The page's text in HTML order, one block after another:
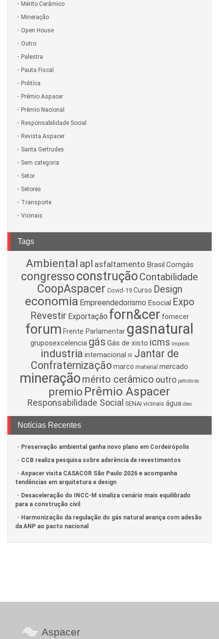
Mérito Cerâmico
Mineração
Open House
Outro
Palestra
Pauta Fiscal
Politíca
Prêmio Aspacer
Prêmio Nacional
Responsabilidade Social
Revista Aspacer
Santa Gertrudes
Sem categoria
Setor
Setores
Transporte
Vicinais
Tags
Ambiental apl asfaltamento Brasil Comgás
congressoconstruçãoContabilidade
CoopAspacer Covid-19 Curso Design
economia Empreendedorismo Esocial Expo
Revestir Exportação forn&cer fornecer
forum Frente Parlamentar gasnatural
gruposexcelencia gás Gás de xisto icms Imposto
industria internacional IR Jantar de
Confraternização marco material mercado
mineração mérito cerâmico outro petrobrás
premio Prêmio Aspacer
Responsabilidade Social SENAI vicinais água óleo
Notícias Recentes
Preservação ambiental ganha novo plano em Cordeirópolis
CCB realiza pesquisa sobre aderência de revestimentos
Aspacer visita CASACOR São Paulo 2026 e acompanha
tendências em arquitetura e design
Desaceleração do INCC-M sinaliza cenário mais equilibrado
para a construção civil
Harmonização da regulação do gás natural avança com adesão
da ANP ao pacto nacional
Aspacer